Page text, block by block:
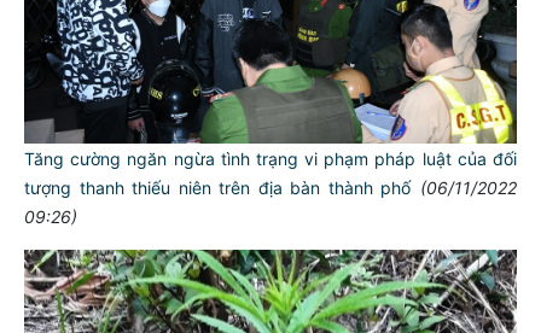
Tăng cường ngăn ngừa tình trạng vi phạm pháp luật của đối
tượng thanh thiếu niên trên địa bàn thành phố (06/11/2022
09:26)